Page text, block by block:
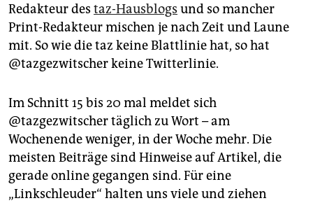
Redakteur des taz-Hausblogs und so mancher
Print-Redakteur mischen je nach Zeit und Laune
mit. So wie die taz keine Blattlinie hat, so hat
@tazgezwitscher keine Twitterlinie.
Im Schnitt 15 bis 20 mal meldet sich
@tazgezwitscher täglich zu Wort – am
Wochenende weniger, in der Woche mehr. Die
meisten Beiträge sind Hinweise auf Artikel, die
gerade online gegangen sind. Für eine
„Linkschleuder“ halten uns viele und ziehen